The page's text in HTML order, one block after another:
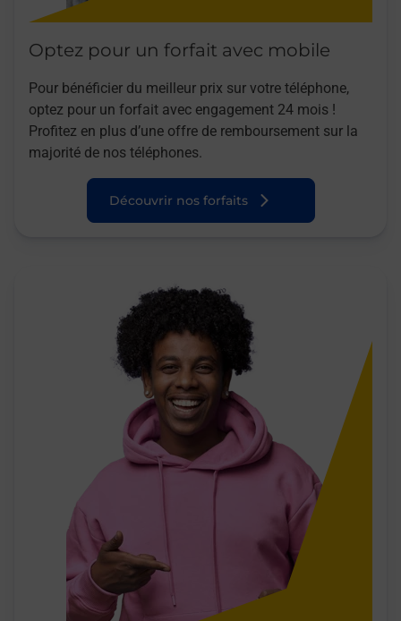
Optez pour un forfait avec mobile
Pour bénéficier du meilleur prix sur votre téléphone,
optez pour un forfait avec engagement 24 mois !
Profitez en plus d’une offre de remboursement sur la
majorité de nos téléphones.
Découvrir nos forfaits